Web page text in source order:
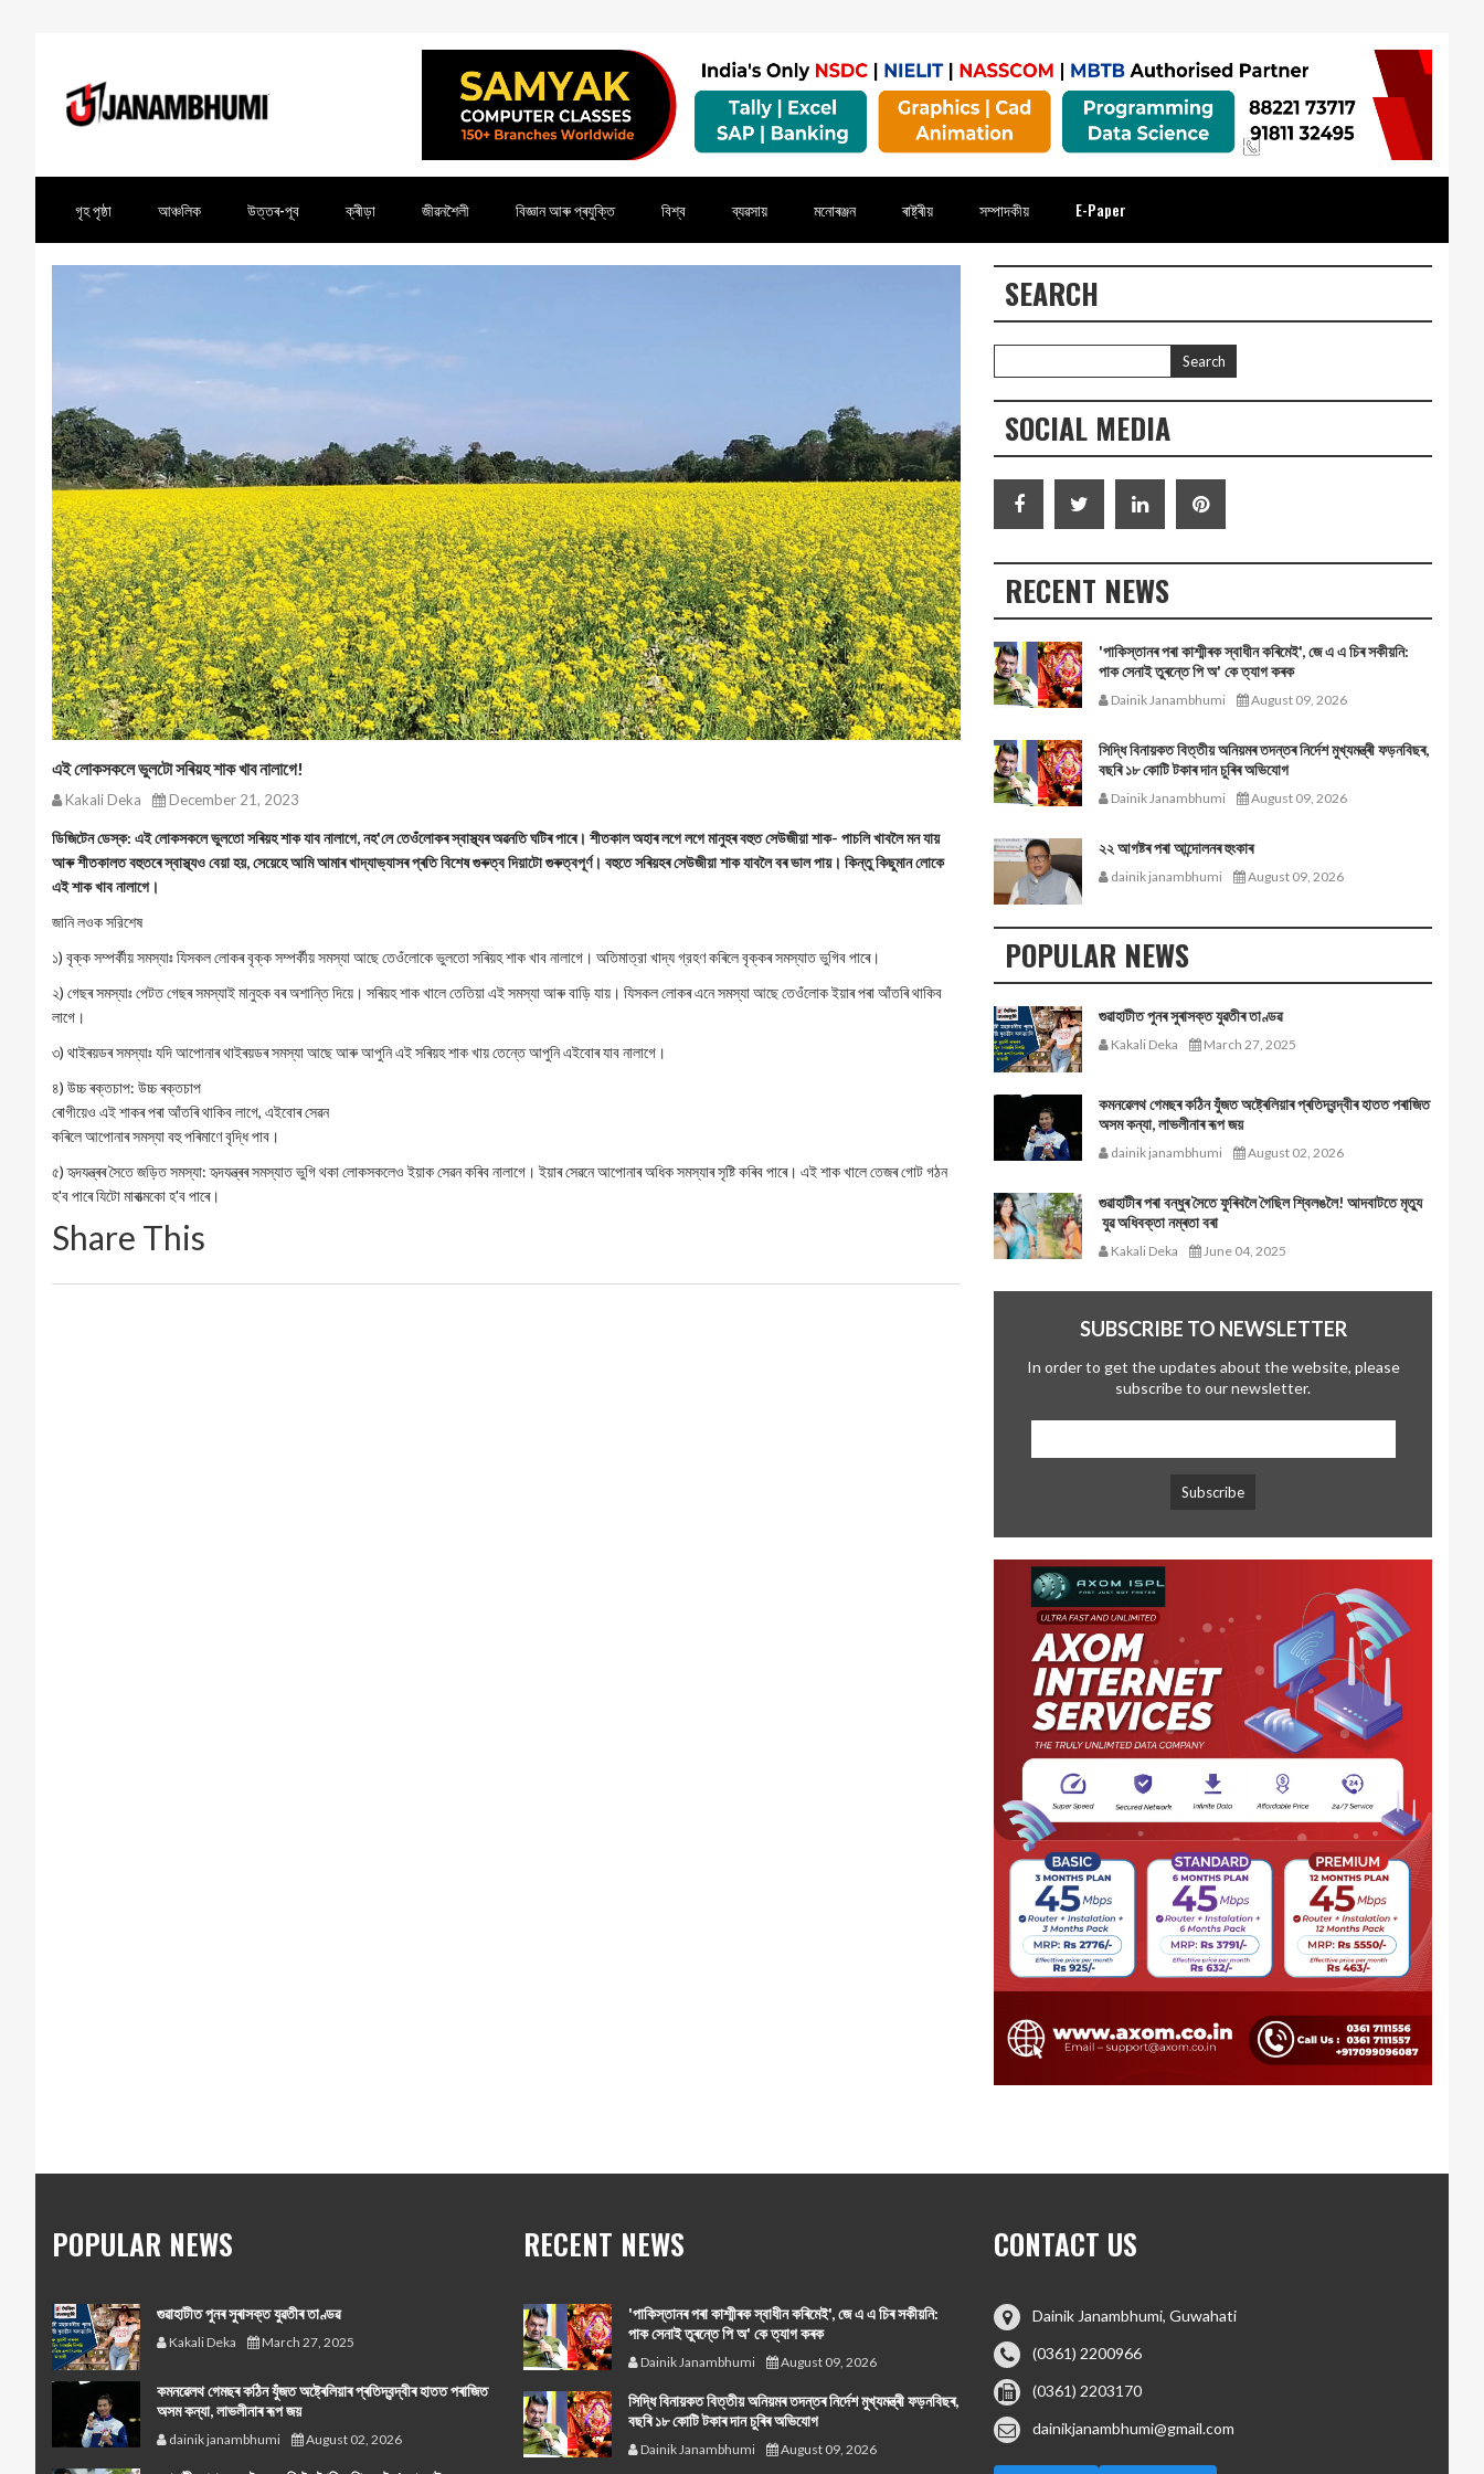
গৃহ পৃষ্ঠা আঞ্চলিক উত্তৰ-পূব ক্ৰীড়া জীৱনশৈলী বিজ্ঞান আৰু প্ৰযুক্তি বিশ্ব ব্যৱসায় মনোৰঞ্জন ৰাষ্ট্ৰীয় সম্পাদকীয় E-Paper
এই লোকসকলে ভুলটো সৰিয়হ শাক খাব নালাগে!
Kakali Deka December 21, 2023
ডিজিটেন ডেস্ক: এই লোকসকলে ভুলতো সৰিয়হ শাক যাব নালাগে, নহ'লে তেওঁলোকৰ স্বাস্থ্যৰ অৱনতি ঘটিৰ পাৰে। শীতকাল অহাৰ লগে লগে মানুহৰ বহুত সেউজীয়া শাক- পাচলি খাবলৈ মন যায়
আৰু শীতকালত বহুতৰে স্বাস্থ্যও বেয়া হয়, সেয়েহে আমি আমাৰ খাদ্যাভ্যাসৰ প্ৰতি বিশেষ গুৰুত্ব দিয়াটো গুৰুত্বপূর্ণ। বহুতে সৰিয়হৰ সেউজীয়া শাক যাবলৈ বৰ ভাল পায়। কিন্তু কিছুমান লোকে
এই শাক খাব নালাগে।
জানি লওক সরিশেষ
১) বৃক্ক সম্পর্কীয় সমস্যাঃ যিসকল লোকৰ বৃক্ক সম্পর্কীয় সমস্যা আছে তেওঁলোকে ভুলতো সৰিয়হ শাক খাব নালাগে। অতিমাত্রা খাদ্য গ্রহণ কৰিলে বৃক্কৰ সমস্যাত ভুগিব পাৰে।
২) গেছৰ সমস্যাঃ পেটত গেছৰ সমস্যাই মানুহক বৰ অশান্তি দিয়ে। সৰিয়হ শাক খালে তেতিয়া এই সমস্যা আৰু বাড়ি যায়। যিসকল লোকৰ এনে সমস্যা আছে তেওঁলোক ইয়াৰ পৰা আঁতৰি থাকিব
লাগে।
৩) থাইৰয়ডৰ সমস্যাঃ যদি আপোনাৰ থাইৰয়ডৰ সমস্যা আছে আৰু আপুনি এই সৰিয়হ শাক খায় তেন্তে আপুনি এইবোৰ যাব নালাগে।
৪) উচ্চ ৰক্তচাপ: উচ্চ ৰক্তচাপ
ৰোগীয়েও এই শাকৰ পৰা আঁতৰি থাকিব লাগে, এইবোৰ সেৱন
কৰিলে আপোনাৰ সমস্যা বহু পৰিমাণে বৃদ্ধি পাব।
৫) হৃদযন্ত্ৰৰ সৈতে জড়িত সমস্যা: হৃদযন্ত্ৰৰ সমস্যাত ভুগি থকা লোকসকলেও ইয়াক সেৱন কৰিব নালাগে। ইয়াৰ সেৱনে আপোনাৰ অধিক সমস্যাৰ সৃষ্টি কৰিব পাৰে। এই শাক খালে তেজৰ গোট গঠন
হ'ব পাৰে যিটো মাৰাত্মকো হ'ব পাৰে।
Share This
SEARCH
SOCIAL MEDIA
RECENT NEWS
'পাকিস্তানৰ পৰা কাশ্মীৰক স্বাধীন কৰিমেই', জে এ এ চিৰ সকীয়নি:
পাক সেনাই তুৰন্তে পি অ' কে ত্যাগ কৰক
Dainik Janambhumi August 09, 2026
সিদ্ধি বিনায়কত বিত্তীয় অনিয়মৰ তদন্তৰ নিৰ্দেশ মুখ্যমন্ত্ৰী ফড়নবিছৰ,
বছৰি ১৮ কোটি টকাৰ দান চুৰিৰ অভিযোগ
Dainik Janambhumi August 09, 2026
২২ আগষ্টৰ পৰা আন্দোলনৰ হুংকাৰ
dainik janambhumi August 09, 2026
POPULAR NEWS
গুৱাহাটীত পুনৰ সুৰাসক্ত যুৱতীৰ তাণ্ডৱ
Kakali Deka March 27, 2025
কমনৱেলথ গেমছৰ কঠিন যুঁজত অষ্ট্ৰেলিয়াৰ প্ৰতিদ্বন্দ্বীৰ হাতত পৰাজিত
অসম কন্যা, লাভলীনাৰ ৰূপ জয়
dainik janambhumi August 02, 2026
গুৱাহাটীৰ পৰা বন্ধুৰ সৈতে ফুৰিবলৈ গৈছিল শ্বিলঙলৈ! আদবাটতে মৃত্যু
যুৱ অধিবক্তা নম্ৰতা বৰা
Kakali Deka June 04, 2025
SUBSCRIBE TO NEWSLETTER
In order to get the updates about the website, please
subscribe to our newsletter.
POPULAR NEWS
গুৱাহাটীত পুনৰ সুৰাসক্ত যুৱতীৰ তাণ্ডৱ
Kakali Deka March 27, 2025
কমনৱেলথ গেমছৰ কঠিন যুঁজত অষ্ট্ৰেলিয়াৰ প্ৰতিদ্বন্দ্বীৰ হাতত পৰাজিত
অসম কন্যা, লাভলীনাৰ ৰূপ জয়
dainik janambhumi August 02, 2026
RECENT NEWS
'পাকিস্তানৰ পৰা কাশ্মীৰক স্বাধীন কৰিমেই', জে এ এ চিৰ সকীয়নি:
পাক সেনাই তুৰন্তে পি অ' কে ত্যাগ কৰক
Dainik Janambhumi August 09, 2026
সিদ্ধি বিনায়কত বিত্তীয় অনিয়মৰ তদন্তৰ নিৰ্দেশ মুখ্যমন্ত্ৰী ফড়নবিছৰ,
বছৰি ১৮ কোটি টকাৰ দান চুৰিৰ অভিযোগ
Dainik Janambhumi August 09, 2026
CONTACT US
Dainik Janambhumi, Guwahati
(0361) 2200966
(0361) 2203170
dainikjanambhumi@gmail.com